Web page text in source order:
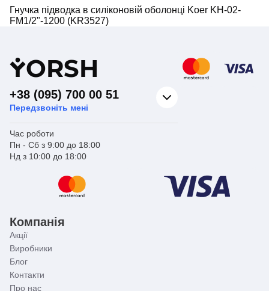
Гнучка підводка в силіконовій оболонці Koer KH-02-
FM1/2"-1200 (KR3527)
YORSH
+38 (095) 700 00 51
Передзвоніть мені
Час роботи
Пн - Сб з 9:00 до 18:00
Нд з 10:00 до 18:00
Компанія
Акції
Виробники
Блог
Контакти
Про нас